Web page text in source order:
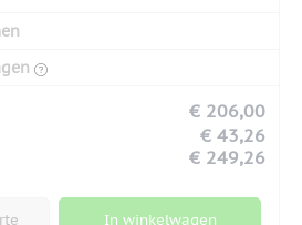
€ 206,00
€ 43,26
€ 249,26
In winkelwagen